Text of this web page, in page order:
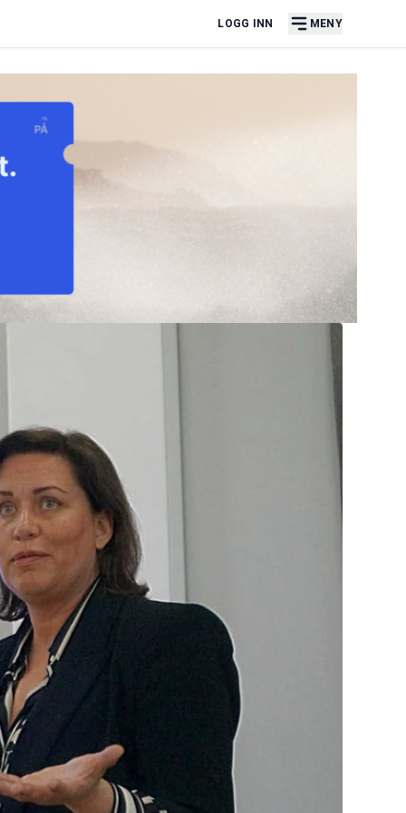
LOGG INN MENY